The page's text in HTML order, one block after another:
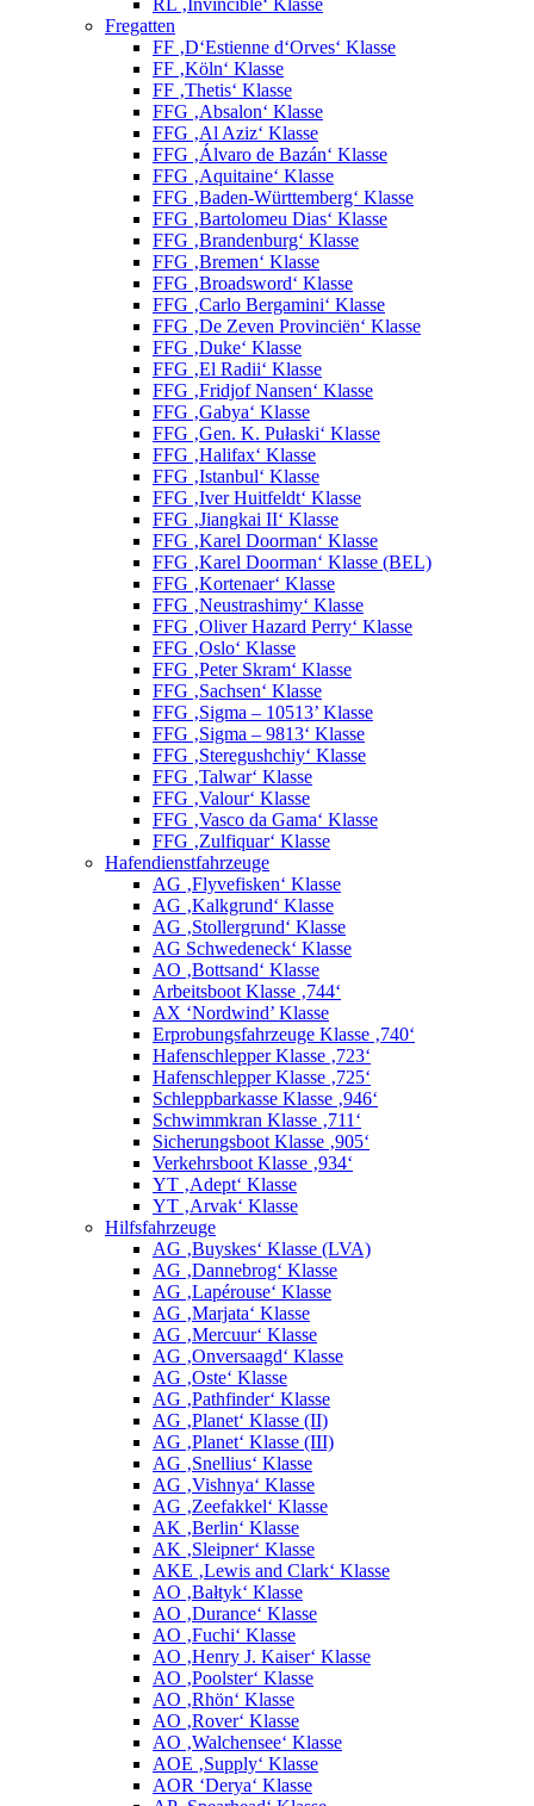
RL ‚Invincible‘ Klasse
Fregatten
FF ‚D‘Estienne d‘Orves‘ Klasse
FF ‚Köln‘ Klasse
FF ‚Thetis‘ Klasse
FFG ‚Absalon‘ Klasse
FFG ‚Al Aziz‘ Klasse
FFG ‚Álvaro de Bazán‘ Klasse
FFG ‚Aquitaine‘ Klasse
FFG ‚Baden-Württemberg‘ Klasse
FFG ‚Bartolomeu Dias‘ Klasse
FFG ‚Brandenburg‘ Klasse
FFG ‚Bremen‘ Klasse
FFG ‚Broadsword‘ Klasse
FFG ‚Carlo Bergamini‘ Klasse
FFG ‚De Zeven Provinciën‘ Klasse
FFG ‚Duke‘ Klasse
FFG ‚El Radii‘ Klasse
FFG ‚Fridjof Nansen‘ Klasse
FFG ‚Gabya‘ Klasse
FFG ‚Gen. K. Pułaski‘ Klasse
FFG ‚Halifax‘ Klasse
FFG ‚Istanbul‘ Klasse
FFG ‚Iver Huitfeldt‘ Klasse
FFG ‚Jiangkai II‘ Klasse
FFG ‚Karel Doorman‘ Klasse
FFG ‚Karel Doorman‘ Klasse (BEL)
FFG ‚Kortenaer‘ Klasse
FFG ‚Neustrashimy‘ Klasse
FFG ‚Oliver Hazard Perry‘ Klasse
FFG ‚Oslo‘ Klasse
FFG ‚Peter Skram‘ Klasse
FFG ‚Sachsen‘ Klasse
FFG ‚Sigma – 10513’ Klasse
FFG ‚Sigma – 9813‘ Klasse
FFG ‚Steregushchiy‘ Klasse
FFG ‚Talwar‘ Klasse
FFG ‚Valour‘ Klasse
FFG ‚Vasco da Gama‘ Klasse
FFG ‚Zulfiquar‘ Klasse
Hafendienstfahrzeuge
AG ‚Flyvefisken‘ Klasse
AG ‚Kalkgrund‘ Klasse
AG ‚Stollergrund‘ Klasse
AG Schwedeneck‘ Klasse
AO ‚Bottsand‘ Klasse
Arbeitsboot Klasse ‚744‘
AX ‘Nordwind’ Klasse
Erprobungsfahrzeuge Klasse ‚740‘
Hafenschlepper Klasse ‚723‘
Hafenschlepper Klasse ‚725‘
Schleppbarkasse Klasse ‚946‘
Schwimmkran Klasse ‚711‘
Sicherungsboot Klasse ‚905‘
Verkehrsboot Klasse ‚934‘
YT ‚Adept‘ Klasse
YT ‚Arvak‘ Klasse
Hilfsfahrzeuge
AG ‚Buyskes‘ Klasse (LVA)
AG ‚Dannebrog‘ Klasse
AG ‚Lapérouse‘ Klasse
AG ‚Marjata‘ Klasse
AG ‚Mercuur‘ Klasse
AG ‚Onversaagd‘ Klasse
AG ‚Oste‘ Klasse
AG ‚Pathfinder‘ Klasse
AG ‚Planet‘ Klasse (II)
AG ‚Planet‘ Klasse (III)
AG ‚Snellius‘ Klasse
AG ‚Vishnya‘ Klasse
AG ‚Zeefakkel‘ Klasse
AK ‚Berlin‘ Klasse
AK ‚Sleipner‘ Klasse
AKE ‚Lewis and Clark‘ Klasse
AO ‚Bałtyk‘ Klasse
AO ‚Durance‘ Klasse
AO ‚Fuchi‘ Klasse
AO ‚Henry J. Kaiser‘ Klasse
AO ‚Poolster‘ Klasse
AO ‚Rhön‘ Klasse
AO ‚Rover‘ Klasse
AO ‚Walchensee‘ Klasse
AOE ‚Supply‘ Klasse
AOR ‘Derya‘ Klasse